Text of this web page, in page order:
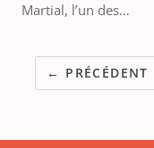
Martial, l’un des…
← PRÉCÉDENT